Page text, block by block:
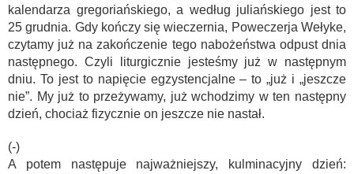
kalendarza gregoriańskiego, a według juliańskiego jest to
25 grudnia. Gdy kończy się wieczernia, Poweczerja Wełyke,
czytamy już na zakończenie tego nabożeństwa odpust dnia
następnego. Czyli liturgicznie jesteśmy już w następnym
dniu. To jest to napięcie egzystencjalne – to „już i „jeszcze
nie”. My już to przeżywamy, już wchodzimy w ten następny
dzień, chociaż fizycznie on jeszcze nie nastał.
(-)
A potem następuje najważniejszy, kulminacyjny dzień: